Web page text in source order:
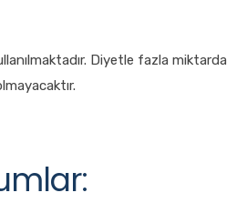
Diyetle fazla miktarda